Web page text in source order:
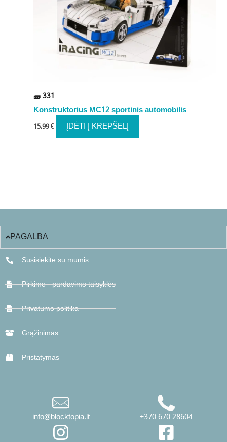
331
Konstruktorius MC12 sportinis automobilis
15,99€ ĮDĖTI Į KREPŠELĮ
PAGALBA
Susisiekite su mumis
Pirkimo - pardavimo taisyklės
Privatumo politika
Grąžinimas
Pristatymas
info@blocktopia.lt +370 670 28604